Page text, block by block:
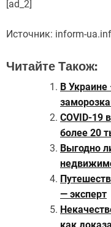
[ad_2]
Источник: inform-
Читайте Також:
В Украине
COVID-19
более 20
Выгодно
— эксперт